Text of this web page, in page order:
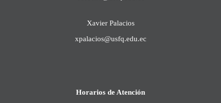
Xavier Palacios
xpalacios@usfq.edu.ec
Horarios de Atención